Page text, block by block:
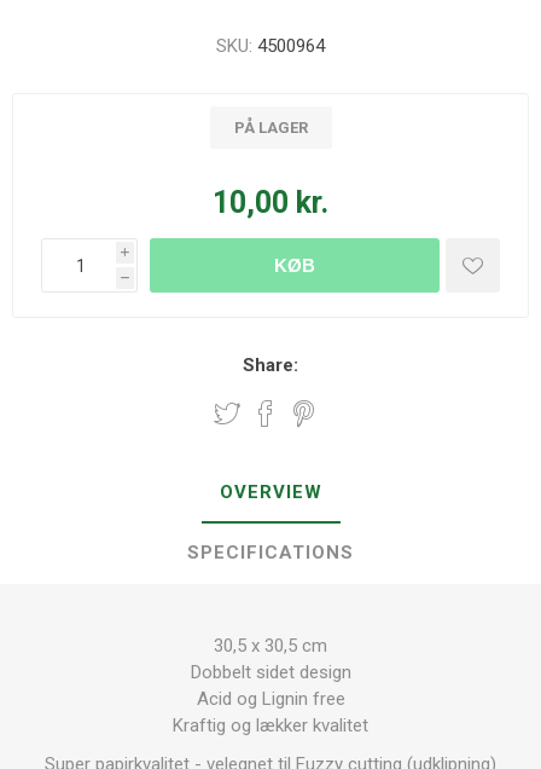
SKU: 4500964
PÅ LAGER
10,00 kr.
i
h
KØB
Share:
OVERVIEW
SPECIFICATIONS
30,5 x 30,5 cm
Dobbelt sidet design
Acid og Lignin free
Kraftig og lækker kvalitet
Super papirkvalitet - velegnet til Fuzzy cutting (udklipning)